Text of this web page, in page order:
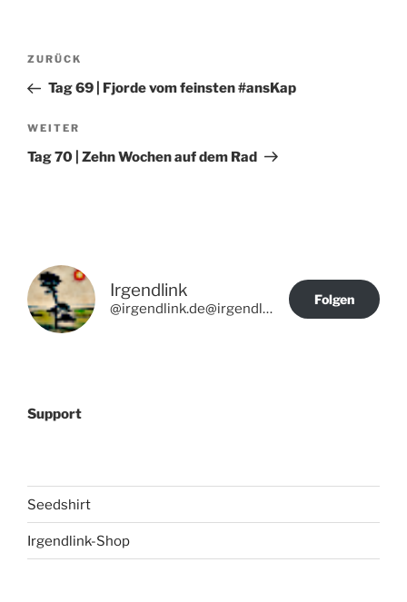
Beitragsnavigation
Vorheriger
Beitrag
ZURÜCK
Tag 69 | Fjorde vom feinsten #ansKap
Nächster
Beitrag
WEITER
Tag 70 | Zehn Wochen auf dem Rad
Irgendlink
@irgendlink.de@irgendlink.de
Folgen
Support
Seedshirt
Irgendlink-Shop